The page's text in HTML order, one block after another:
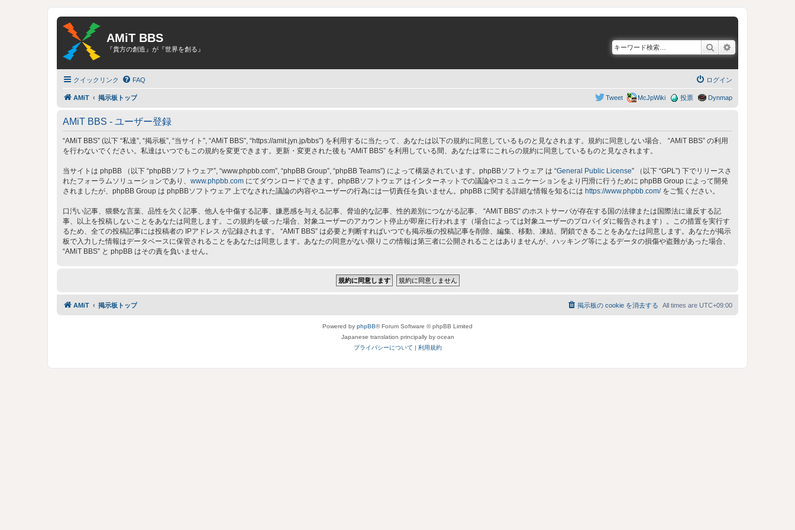
AMiT BBS
『貴方の創造』が『世界を創る』 検索
クイックリンク FAQ ログイン
AMiT 掲示板トップ Dynmap
投票
McJpWiki
Tweet
AMiT BBS - ユーザー登録
“AMiT BBS” (以下 “私達”, “掲示板”, “当サイト”, “AMiT BBS”, “https://amit.jyn.jp/bbs”) を利用するに当たって、あなたは以下の規約に同意しているものと見なされます。規約に同意しない場合、 “AMiT BBS” の利用
を行わないでください。私達はいつでもこの規約を変更できます。更新・変更された後も “AMiT BBS” を利用している間、あなたは常にこれらの規約に同意しているものと見なされます。
当サイトは phpBB （以下 “phpBBソフトウェア”, “www.phpbb.com”, “phpBB Group”, “phpBB Teams”) によって構築されています。phpBBソフトウェア は “General Public License” （以下 “GPL”) 下でリリースさ
れたフォーラムソリューションであり、 www.phpbb.com にてダウンロードできます。phpBBソフトウェア はインターネットでの議論やコミュニケーションをより円滑に行うために phpBB Group によって開発
されましたが、phpBB Group は phpBBソフトウェア 上でなされた議論の内容やユーザーの行為には一切責任を負いません。phpBB に関する詳細な情報を知るには https://www.phpbb.com/をご覧ください。
口汚い記事、猥褻な言葉、品性を欠く記事、他人を中傷する記事、嫌悪感を与える記事、脅迫的な記事、性的差別につながる記事、 “AMiT BBS” のホストサーバが存在する国の法律または国際法に違反する記
事、以上を投稿しないことをあなたは同意します。この規約を破った場合、対象ユーザーのアカウント停止が即座に行われます（場合によっては対象ユーザーのプロバイダに報告されます）。この措置を実行す
るため、全ての投稿記事には投稿者の IPアドレス が記録されます。 “AMiT BBS” は必要と判断すればいつでも掲示板の投稿記事を削除、編集、移動、凍結、閉鎖できることをあなたは同意します。あなたが掲示
板で入力した情報はデータベースに保管されることをあなたは同意します。あなたの同意がない限りこの情報は第三者に公開されることはありませんが、ハッキング等によるデータの損傷や盗難があった場合、
“AMiT BBS” と phpBB はその責を負いません。
AMiT 掲示板トップ All times are UTC+09:00
掲示板の cookie を消去する
Powered by phpBB® Forum Software © phpBB Limited
Japanese translation principally by ocean
プライバシーについて | 利用規約